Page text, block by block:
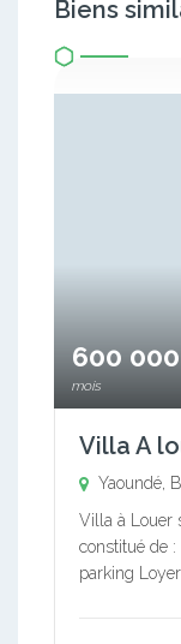
Biens
600
mois
Villa A
Yaoundé,
Villa à Louer
constitué de
parking